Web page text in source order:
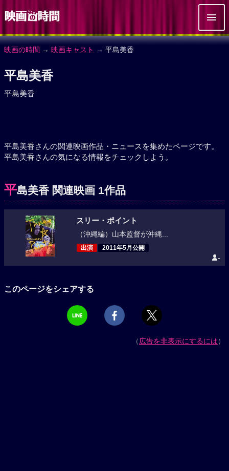
映画の時間 → 映画キャスト → 平島美香
平島美香
平島美香
平島美香さんの関連映画作品・ニュースを集めたページです。
平島美香さんの気になる情報をチェックしよう。
平島美香 関連映画 1作品
スリー・ポイント
（沖縄編）山本監督が沖縄...
出演 2011年5月公開
-
このページをシェアする
（広告を非表示にするには）